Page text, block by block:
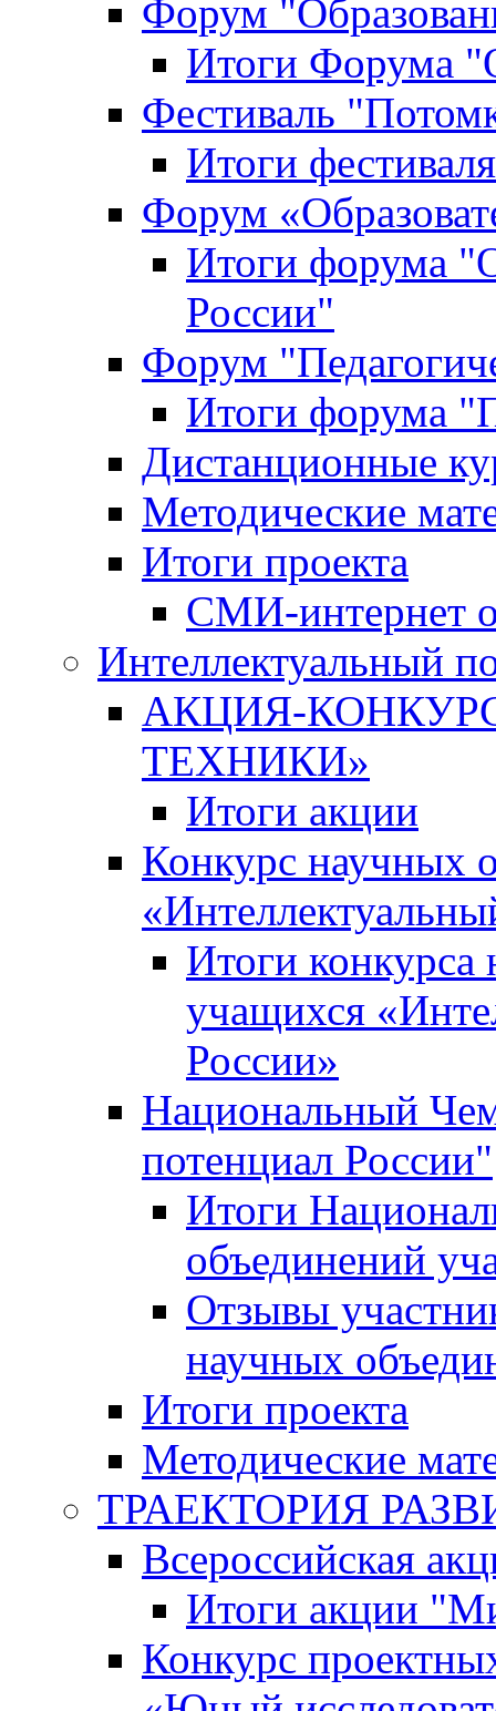
Форум
Итоги Форума
Фестиваль
Итоги
Форум
Итоги форума
России"
Форум
Итоги форума
Дистанционные
Методические
Итоги проекта
СМИ-интернет
Интеллектуальный
АКЦИЯ-
ТЕХНИКИ»
Итоги акции
Конкурс научных
Итоги
учащихся
России»
Национальный
потенциал России"
Итоги
объединений
Отзывы
научных
Итоги проекта
Методические
ТРАЕКТОРИЯ
Всероссийская
Итоги акции
Конкурс